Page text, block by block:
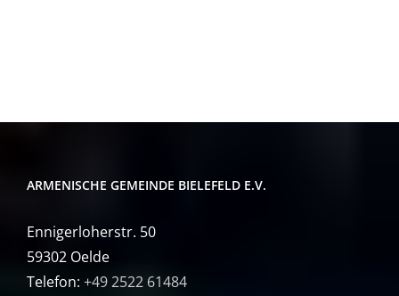
ARMENISCHE GEMEINDE BIELEFELD E.V.
Ennigerloherstr. 50
59302 Oelde
Telefon: +49 2522 61484